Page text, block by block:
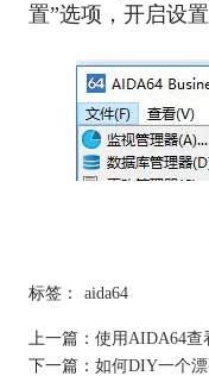
置”选项，开启设置
第二步：展开“硬
标签： aida64
上一篇： 使用AIDA64查
下一篇： 如何DIY一个漂